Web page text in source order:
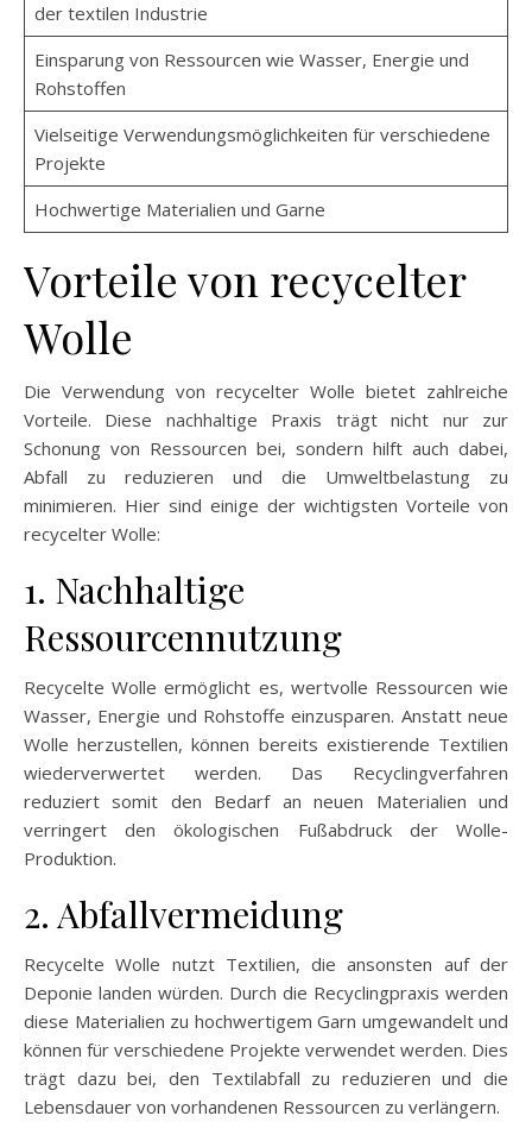
der textilen Industrie
Einsparung von Ressourcen wie Wasser, Energie und
Rohstoffen
Vielseitige Verwendungsmöglichkeiten für verschiedene
Projekte
Hochwertige Materialien und Garne
Vorteile von recycelter
Wolle
Die Verwendung von recycelter Wolle bietet zahlreiche
Vorteile. Diese nachhaltige Praxis trägt nicht nur zur
Schonung von Ressourcen bei, sondern hilft auch dabei,
Abfall zu reduzieren und die Umweltbelastung zu
minimieren. Hier sind einige der wichtigsten Vorteile von
recycelter Wolle:
1. Nachhaltige
Ressourcennutzung
Recycelte Wolle ermöglicht es, wertvolle Ressourcen wie
Wasser, Energie und Rohstoffe einzusparen. Anstatt neue
Wolle herzustellen, können bereits existierende Textilien
wiederverwertet werden. Das Recyclingverfahren
reduziert somit den Bedarf an neuen Materialien und
verringert den ökologischen Fußabdruck der Wolle-
Produktion.
2. Abfallvermeidung
Recycelte Wolle nutzt Textilien, die ansonsten auf der
Deponie landen würden. Durch die Recyclingpraxis werden
diese Materialien zu hochwertigem Garn umgewandelt und
können für verschiedene Projekte verwendet werden. Dies
trägt dazu bei, den Textilabfall zu reduzieren und die
Lebensdauer von vorhandenen Ressourcen zu verlängern.